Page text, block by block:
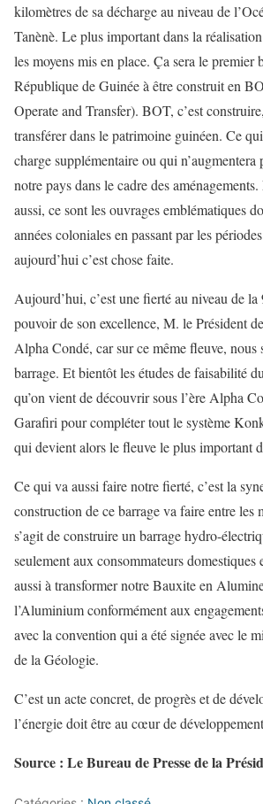
kilomètres de sa décharge au niveau de
Tanènè. Le plus important dans la
les moyens mis en place. Ça sera le premier
République de Guinée à être construit en
Operate and Transfer). BOT, c’est
transférer dans le patrimoine guinéen. Ce
charge supplémentaire ou qui n’augmentera
notre pays dans le cadre des
aussi, ce sont les ouvrages emblématiques
années coloniales en passant par les
aujourd’hui c’est chose faite.
Aujourd’hui, c’est une fierté au niveau de la
pouvoir de son excellence, M. le Président
Alpha Condé, car sur ce même fleuve, nous
barrage. Et bientôt les études de faisabilité
qu’on vient de découvrir sous l’ère Alpha
Garafiri pour compléter tout le système
qui devient alors le fleuve le plus important
Ce qui va aussi faire notre fierté, c’est la
construction de ce barrage va faire entre les
s’agit de construire un barrage hydro-
seulement aux consommateurs domestiques
aussi à transformer notre Bauxite en
l’Aluminium conformément aux
avec la convention qui a été signée avec le
de la Géologie.
C’est un acte concret, de progrès et de
l’énergie doit être au cœur de
Source : Le Bureau de Presse de la